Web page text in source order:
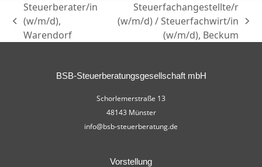
Steuerberater/in
(w/m/d),
Warendorf
Steuerfachangestellte/r
(w/m/d) / Steuerfachwirt/in
(w/m/d), Beckum
BSB-Steuerberatungsgesellschaft mbH
Schorlemerstraße 13
48143 Münster
info@bsb-steuerberatung.de
Vorstellung